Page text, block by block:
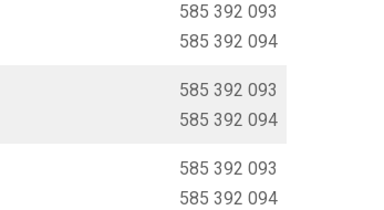
585 392 093
585 392 094
585 392 093
585 392 094
585 392 093
585 392 094